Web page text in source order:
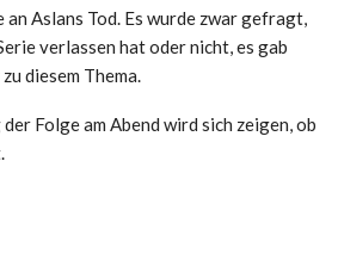
Aslans Tod. Es wurde zwar gefragt,
verlassen hat oder nicht, es gab
diesem Thema.
Folge am Abend wird sich zeigen, ob